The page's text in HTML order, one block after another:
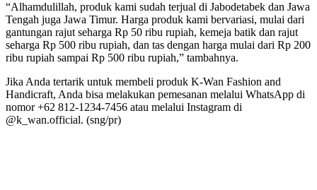
“Alhamdulillah, produk kami sudah terjual di Jabodetabek dan Jawa
Tengah juga Jawa Timur. Harga produk kami bervariasi, mulai dari
gantungan rajut seharga Rp 50 ribu rupiah, kemeja batik dan rajut
seharga Rp 500 ribu rupiah, dan tas dengan harga mulai dari Rp 200
ribu rupiah sampai Rp 500 ribu rupiah,” tambahnya.
Jika Anda tertarik untuk membeli produk K-Wan Fashion and
Handicraft, Anda bisa melakukan pemesanan melalui WhatsApp di
nomor +62 812-1234-7456 atau melalui Instagram di
@k_wan.official. (sng/pr)